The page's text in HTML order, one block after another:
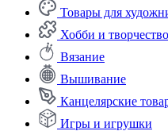
Товары для
Хобби и творчество
Вязание
Вышивание
Канцелярские
Игры и игрушки